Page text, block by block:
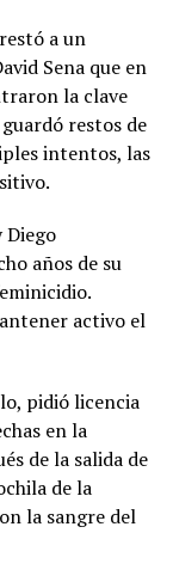
a un
Sena que en
la clave
restos de
intentos, las
Diego
años de su
activo el
pidió licencia
en la
de la salida de
de la
la sangre del